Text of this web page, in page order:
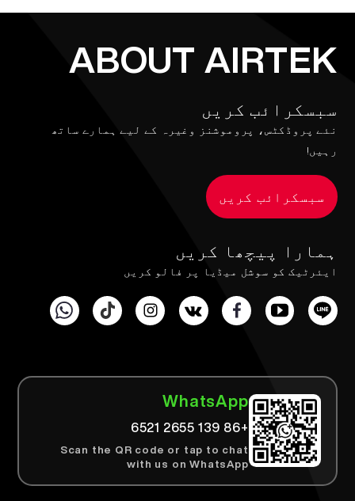
ABOUT AIRTEK
سبسکرائب کریں
نئے پروڈکٹس، پروموشنز وغیرہ کے لیے ہمارے ساتھ
رہیں!
سبسکرائب کریں
ہمارا پیچھا کریں
ایئرٹیک کو سوشل میڈیا پر فالو کریں
WhatsApp
+86 139 2655 6521
Scan the QR code or tap to chat
with us on WhatsApp